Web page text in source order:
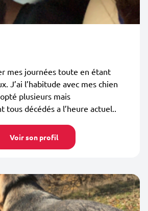
mes journées toute en étant
J’ai l’habitude avec mes chien
plusieurs mais
tous décédés a l’heure actuel..
Voir son profil